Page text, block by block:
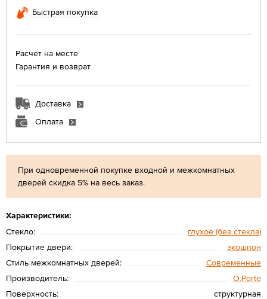
При одновременной покупке входной и межкомнатных
дверей скидка 5% на весь заказ.
Характеристики:
Стекло:
глухое (без стекла)
Покрытие двери:
экошпон
Стиль межкомнатных дверей:
Современные
Производитель:
O.Porte
Поверхность:
структурная
Быстрая покупка
Расчет на месте
Гарантия и возврат
Доставка
Оплата